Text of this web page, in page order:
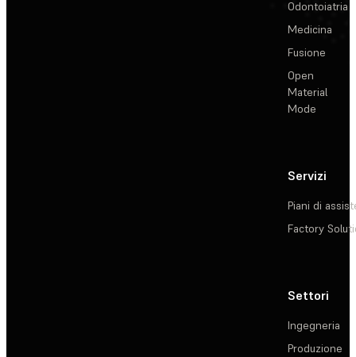
Odontoiatria
Medicina
Fusione
Open
Material
Mode
Servizi
Piani di
Factory
Settori
Ingegneria
Produzione